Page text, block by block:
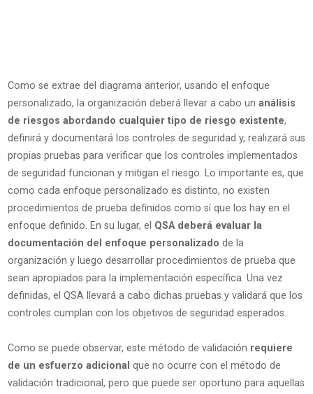
Como se extrae del diagrama anterior, usando el enfoque
personalizado, la organización deberá llevar a cabo un análisis
de riesgos abordando cualquier tipo de riesgo existente,
definirá y documentará los controles de seguridad y, realizará sus
propias pruebas para verificar que los controles implementados
de seguridad funcionan y mitigan el riesgo. Lo importante es, que
como cada enfoque personalizado es distinto, no existen
procedimientos de prueba definidos como sí que los hay en el
enfoque definido. En su lugar, el QSA deberá evaluar la
documentación del enfoque personalizado de la
organización y luego desarrollar procedimientos de prueba que
sean apropiados para la implementación específica. Una vez
definidas, el QSA llevará a cabo dichas pruebas y validará que los
controles cumplan con los objetivos de seguridad esperados.
Como se puede observar, este método de validación requiere
de un esfuerzo adicional que no ocurre con el método de
validación tradicional, pero que puede ser oportuno para aquellas